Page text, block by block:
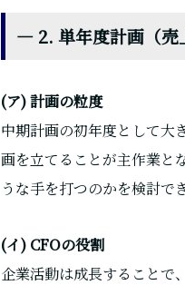
― 2. 単年度計画（売
(ア) 計画の粒度
中期計画の初年度として大
画を立てることが主作業と
うな手を打つのかを検討で
(イ) CFOの役割
企業活動は成長することで